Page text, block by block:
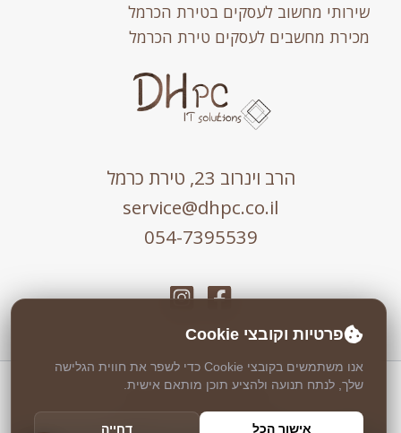
שירותי מחשוב לעסקים בטירת הכרמל
מכירת מחשבים לעסקים טירת הכרמל
הרב וינרוב 23, טירת כרמל
service@dhpc.co.il
054-7395539
כל הזכויות שמורות © 2026 DHPC
אבטחה וניטור 24/7 ע"י
פרטיות וקובצי Cookie
אנו משתמשים בקובצי Cookie כדי לשפר את חווית הגלישה
שלך, לנתח תנועה ולהציע תוכן מותאם אישית.
אישור הכל דחייה